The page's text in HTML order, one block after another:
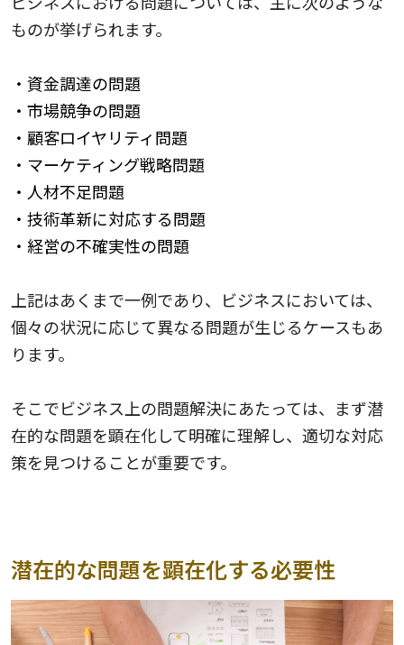
ものが挙げられます。
・資金調達の問題
・市場競争の問題
・顧客ロイヤリティ問題
・マーケティング戦略問題
・人材不足問題
・技術革新に対応する問題
・経営の不確実性の問題
上記はあくまで一例であり、ビジネスにおいては、
個々の状況に応じて異なる問題が生じるケースもあ
ります。
そこでビジネス上の問題解決にあたっては、まず潜
在的な問題を顕在化して明確に理解し、適切な対応
策を見つけることが重要です。
潜在的な問題を顕在化する必要性